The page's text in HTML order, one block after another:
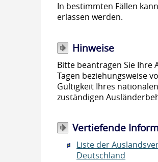
In bestimmten Fällen
erlassen werden.
Hinweise
Bitte beantragen Sie Ihre
Tagen beziehungsweise
Gültigkeit Ihres
zuständigen
Vertiefende
Liste der
Deutschland